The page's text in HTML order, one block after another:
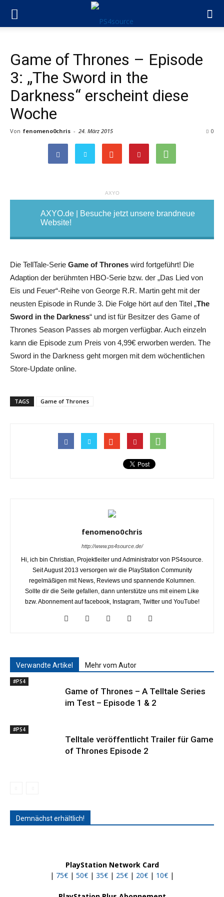
Game of Thrones – Episode
3: „The Sword in the
Darkness“ erscheint diese
Woche
Von fenomeno0chris - 24. März 2015 0
AXYO
AXYO.de | Besuche jetzt unsere brandneue
Website!
Die TellTale-Serie Game of Thrones wird fortgeführt! Die
Adaption der berühmten HBO-Serie bzw. der „Das Lied von
Eis und Feuer“-Reihe von George R.R. Martin geht mit der
neusten Episode in Runde 3. Die Folge hört auf den Titel „The
Sword in the Darkness“ und ist für Besitzer des Game of
Thrones Season Passes ab morgen verfügbar. Auch einzeln
kann die Episode zum Preis von 4,99€ erworben werden. The
Sword in the Darkness geht morgen mit dem wöchentlichen
Store-Update online.
TAGS Game of Thrones
fenomeno0chris
http://www.ps4source.de/
Hi, ich bin Christian, Projektleiter und Administrator von PS4source.
Seit August 2013 versorgen wir die PlayStation Community
regelmäßigen mit News, Reviews und spannende Kolumnen.
Sollte dir die Seite gefallen, dann unterstütze uns mit einem Like
bzw. Abonnement auf facebook, Instagram, Twitter und YouTube!
Verwandte Artikel Mehr vom Autor
#PS4
Game of Thrones – A Telltale Series
im Test – Episode 1 & 2
#PS4
Telltale veröffentlicht Trailer für Game
of Thrones Episode 2
Demnächst erhältlich!
PlayStation Network Card
| 75€ | 50€ | 35€ | 25€ | 20€ | 10€ |